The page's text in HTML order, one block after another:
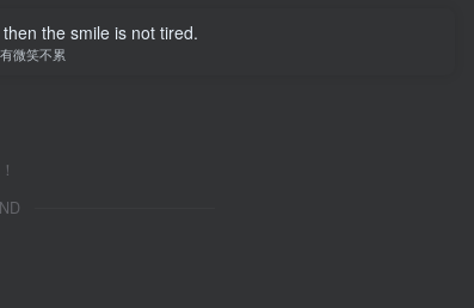
the smile is not tired.
微笑不累